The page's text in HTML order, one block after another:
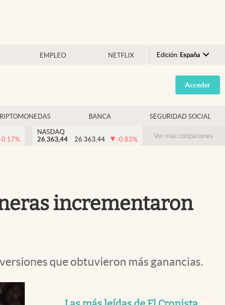
EMPLEO NETFLIX Edición: España
Argentina
España
USA
Colombia
Acceder
BANCA SEGURIDAD SOCIAL
0.17%
NASDAQ
26.363,44
26.363,44 -0.83% Ver más cotizaciones
incrementaron
que obtuvieron más ganancias.